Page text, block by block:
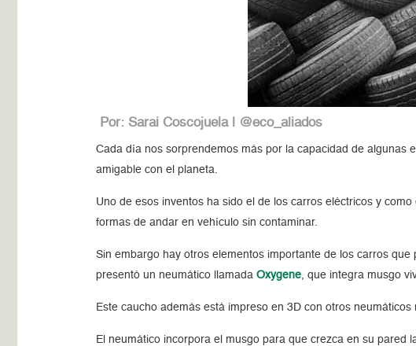
Por: Sarai Coscojuela | @eco_aliados
Cada día nos sorprendemos más por la capacidad de algunas
amigable con el planeta.
Uno de esos inventos ha sido el de los carros eléctricos y
formas de andar en vehículo sin contaminar.
Sin embargo hay otros elementos importante de los carros
presentó un neumático llamadaOxygene , que integra musgo
Este caucho además está impreso en 3D con otros
El neumático incorpora el musgo para que crezca en su